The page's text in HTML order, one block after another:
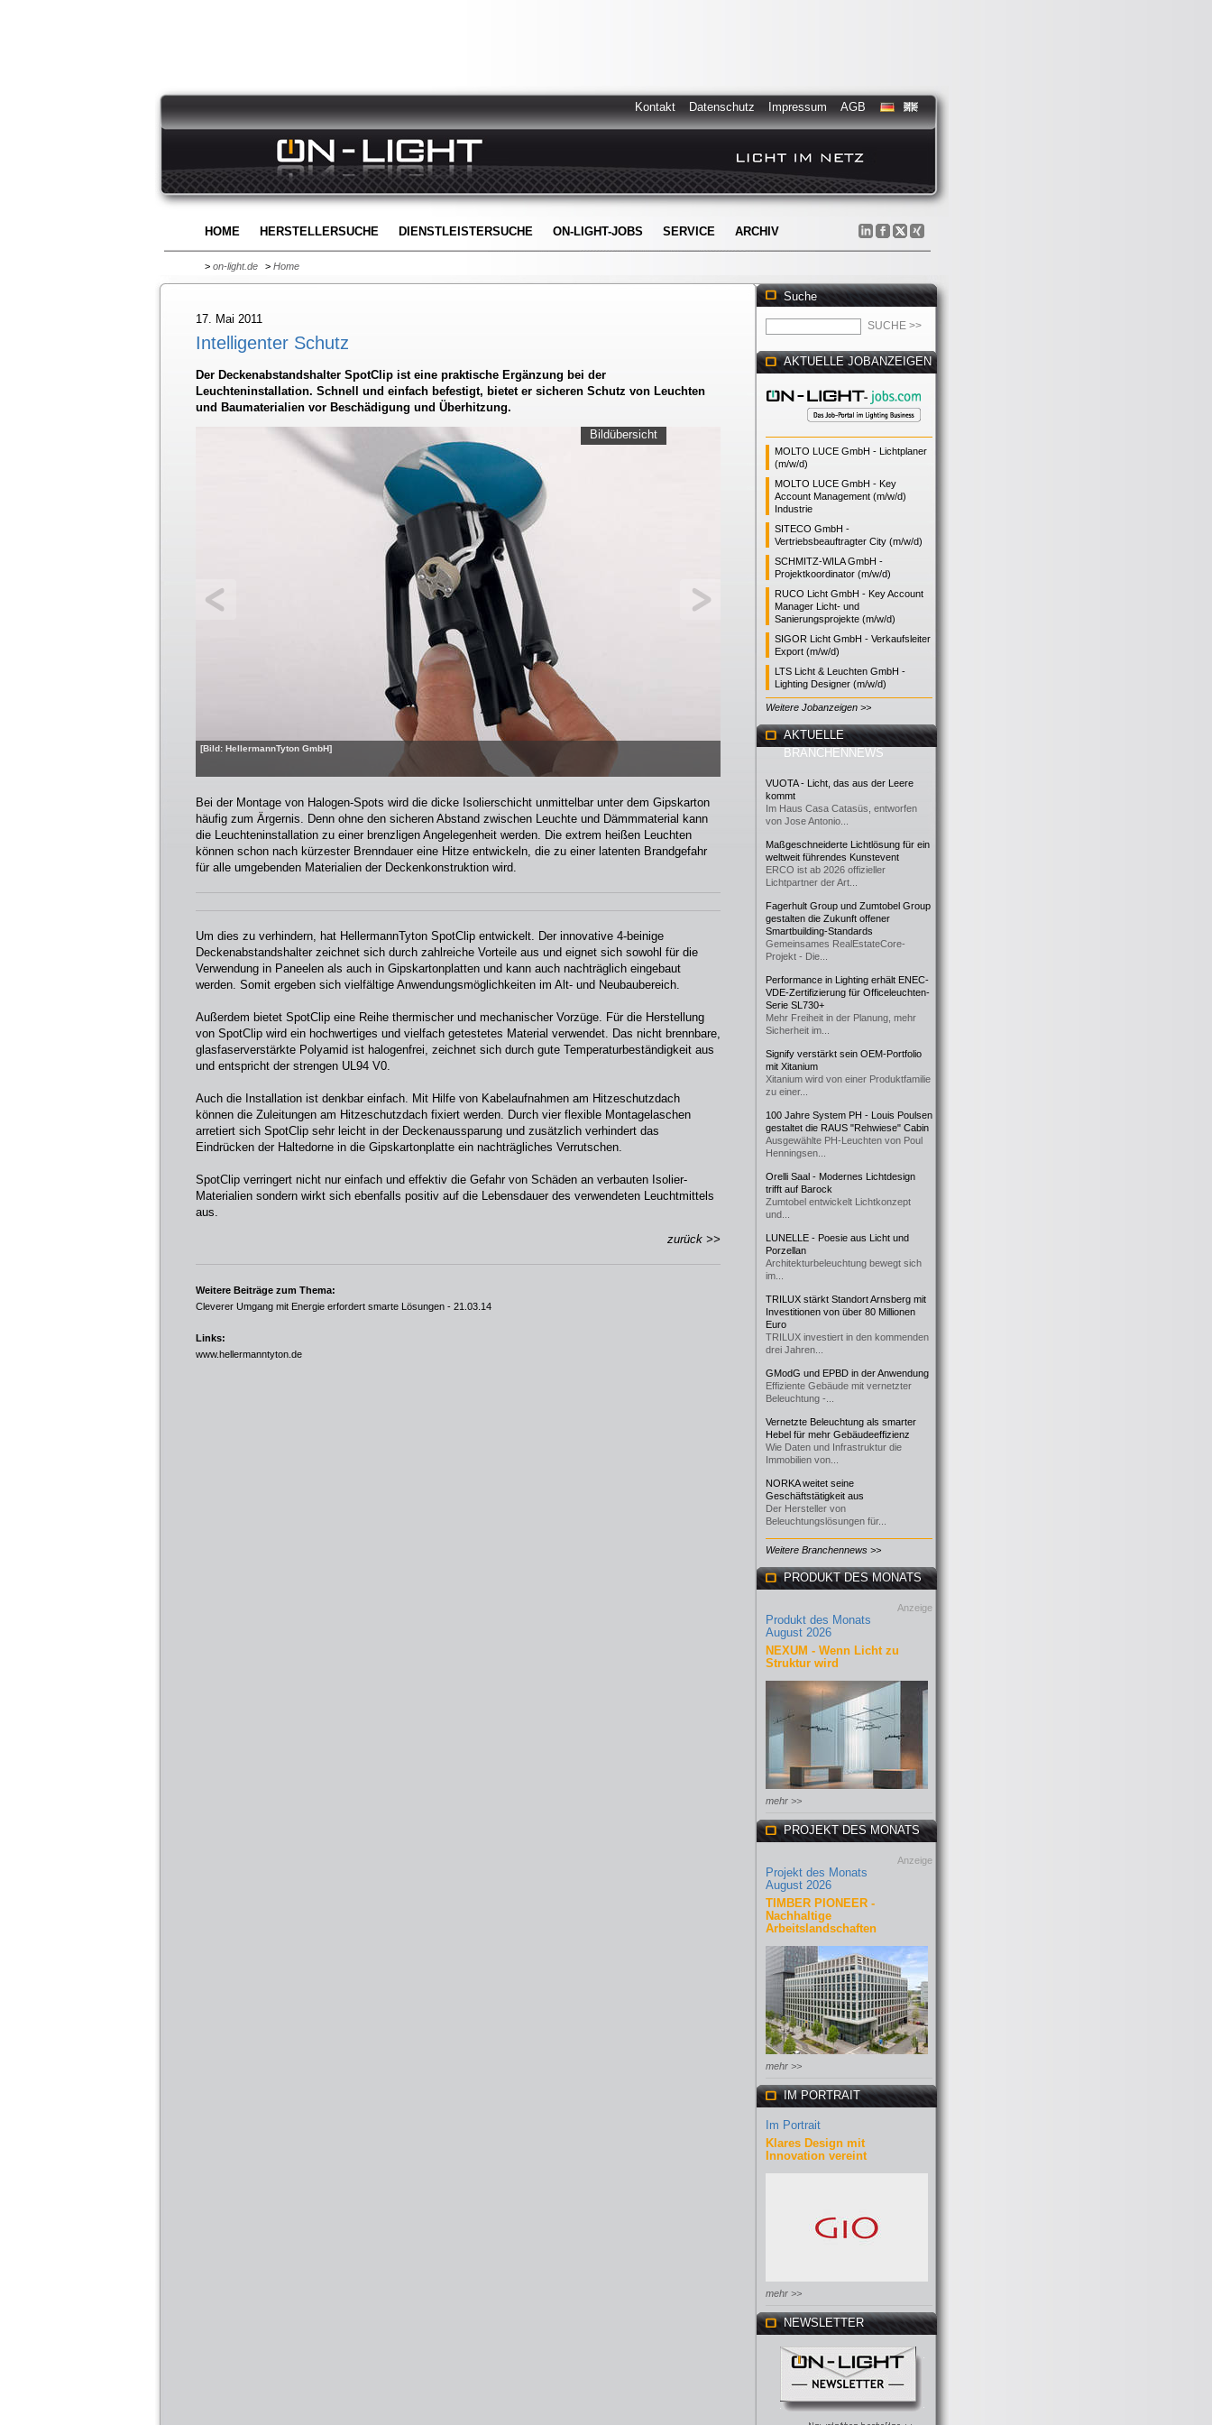
Kontakt Datenschutz Impressum AGB
HOME HERSTELLERSUCHE DIENSTLEISTERSUCHE ON-LIGHT-JOBS SERVICE ARCHIV
> on-light.de > Home
17. Mai 2011
Intelligenter Schutz
Der Deckenabstandshalter SpotClip ist eine praktische Ergänzung bei der
Leuchteninstallation. Schnell und einfach befestigt, bietet er sicheren Schutz von Leuchten
und Baumaterialien vor Beschädigung und Überhitzung.
[Bild: HellermannTyton GmbH]
Bildübersicht
Bei der Montage von Halogen-Spots wird die dicke Isolierschicht unmittelbar unter dem Gipskarton
häufig zum Ärgernis. Denn ohne den sicheren Abstand zwischen Leuchte und Dämmmaterial kann
die Leuchteninstallation zu einer brenzligen Angelegenheit werden. Die extrem heißen Leuchten
können schon nach kürzester Brenndauer eine Hitze entwickeln, die zu einer latenten Brandgefahr
für alle umgebenden Materialien der Deckenkonstruktion wird.
Um dies zu verhindern, hat HellermannTyton SpotClip entwickelt. Der innovative 4-beinige
Deckenabstandshalter zeichnet sich durch zahlreiche Vorteile aus und eignet sich sowohl für die
Verwendung in Paneelen als auch in Gipskartonplatten und kann auch nachträglich eingebaut
werden. Somit ergeben sich vielfältige Anwendungsmöglichkeiten im Alt- und Neubaubereich.
Außerdem bietet SpotClip eine Reihe thermischer und mechanischer Vorzüge. Für die Herstellung
von SpotClip wird ein hochwertiges und vielfach getestetes Material verwendet. Das nicht brennbare,
glasfaserverstärkte Polyamid ist halogenfrei, zeichnet sich durch gute Temperaturbeständigkeit aus
und entspricht der strengen UL94 V0.
Auch die Installation ist denkbar einfach. Mit Hilfe von Kabelaufnahmen am Hitzeschutzdach
können die Zuleitungen am Hitzeschutzdach fixiert werden. Durch vier flexible Montagelaschen
arretiert sich SpotClip sehr leicht in der Deckenaussparung und zusätzlich verhindert das
Eindrücken der Haltedorne in die Gipskartonplatte ein nachträgliches Verrutschen.
SpotClip verringert nicht nur einfach und effektiv die Gefahr von Schäden an verbauten Isolier-
Materialien sondern wirkt sich ebenfalls positiv auf die Lebensdauer des verwendeten Leuchtmittels
aus.
zurück >>
Weitere Beiträge zum Thema:
Cleverer Umgang mit Energie erfordert smarte Lösungen - 21.03.14
Links:
www.hellermanntyton.de
Suche
AKTUELLE JOBANZEIGEN
MOLTO LUCE GmbH - Lichtplaner
(m/w/d)
MOLTO LUCE GmbH - Key
Account Management (m/w/d)
Industrie
SITECO GmbH -
Vertriebsbeauftragter City (m/w/d)
SCHMITZ-WILA GmbH -
Projektkoordinator (m/w/d)
RUCO Licht GmbH - Key Account
Manager Licht- und
Sanierungsprojekte (m/w/d)
SIGOR Licht GmbH - Verkaufsleiter
Export (m/w/d)
LTS Licht & Leuchten GmbH -
Lighting Designer (m/w/d)
Weitere Jobanzeigen >>
AKTUELLE
BRANCHENNEWS
VUOTA - Licht, das aus der Leere
kommt
Im Haus Casa Catasüs, entworfen
von Jose Antonio...
Maßgeschneiderte Lichtlösung für ein
weltweit führendes Kunstevent
ERCO ist ab 2026 offizieller
Lichtpartner der Art...
Fagerhult Group und Zumtobel Group
gestalten die Zukunft offener
Smartbuilding-Standards
Gemeinsames RealEstateCore-
Projekt - Die...
Performance in Lighting erhält ENEC-
VDE-Zertifizierung für Officeleuchten-
Serie SL730+
Mehr Freiheit in der Planung, mehr
Sicherheit im...
Signify verstärkt sein OEM-Portfolio
mit Xitanium
Xitanium wird von einer Produktfamilie
zu einer...
100 Jahre System PH - Louis Poulsen
gestaltet die RAUS "Rehwiese" Cabin
Ausgewählte PH-Leuchten von Poul
Henningsen...
Orelli Saal - Modernes Lichtdesign
trifft auf Barock
Zumtobel entwickelt Lichtkonzept
und...
LUNELLE - Poesie aus Licht und
Porzellan
Architekturbeleuchtung bewegt sich
im...
TRILUX stärkt Standort Arnsberg mit
Investitionen von über 80 Millionen
Euro
TRILUX investiert in den kommenden
drei Jahren...
GModG und EPBD in der Anwendung
Effiziente Gebäude mit vernetzter
Beleuchtung -...
Vernetzte Beleuchtung als smarter
Hebel für mehr Gebäudeeffizienz
Wie Daten und Infrastruktur die
Immobilien von...
NORKA weitet seine
Geschäftstätigkeit aus
Der Hersteller von
Beleuchtungslösungen für...
Weitere Branchennews >>
PRODUKT DES MONATS
Anzeige
Produkt des Monats
August 2026
NEXUM - Wenn Licht zu
Struktur wird
mehr >>
PROJEKT DES MONATS
Anzeige
Projekt des Monats
August 2026
TIMBER PIONEER -
Nachhaltige
Arbeitslandschaften
mehr >>
IM PORTRAIT
Im Portrait
Klares Design mit
Innovation vereint
mehr >>
NEWSLETTER